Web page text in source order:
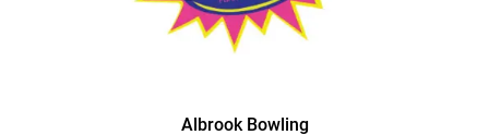
Albrook Bowling